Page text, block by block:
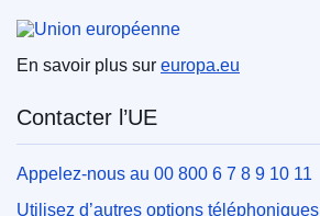
Union européenne
En savoir plus sur europa.eu
Contacter l’UE
Appelez-nous au 00 800 6 7 8 9 10 11
Utilisez d’autres options téléphoniques